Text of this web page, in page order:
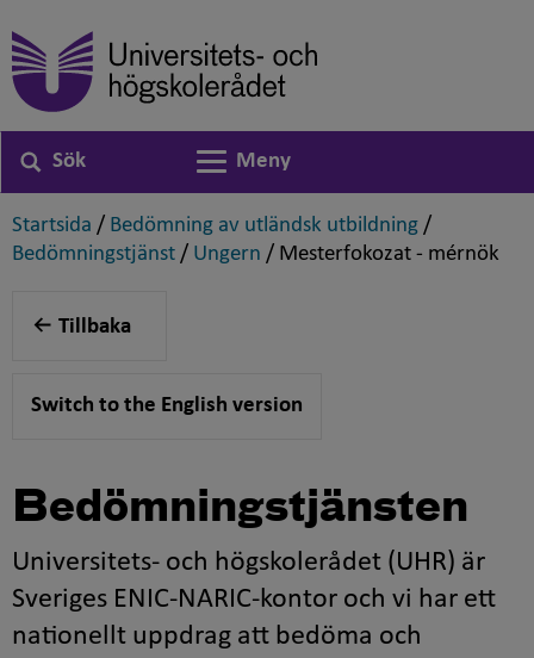
Sök
Växla navigering
Meny
Startsida ,
/ Bedömning av utländsk utbildning ,
/
Bedömningstjänst ,
/ Ungern ,
/ Mesterfokozat - mérnök
Tillbaka
Switch to the English version
Bedömningstjänsten
Universitets- och högskolerådet (UHR) är
Sveriges ENIC-NARIC-kontor och vi har ett
nationellt uppdrag att bedöma och